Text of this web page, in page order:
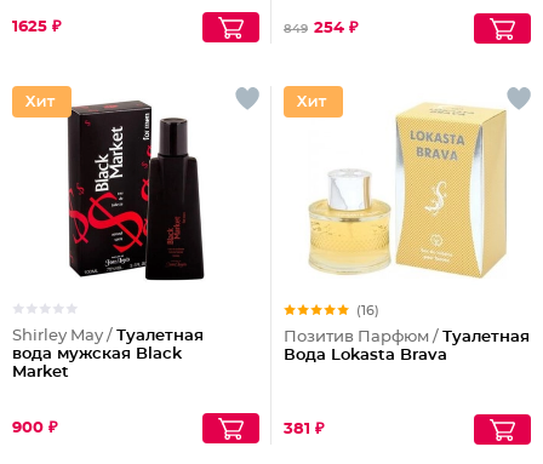
1625 ₽ 849 254 ₽
Shirley May / Туалетная
вода мужская Black
Market
900 ₽
(16)
Позитив Парфюм / Туалетная
Вода Lokasta Brava
381 ₽